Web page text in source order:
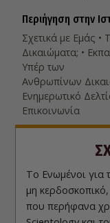
Περιήγηση στην
Σχετικά µε Εμάς
Δικαιώματα;
Υπέρ των
Ανθρωπίνων
Ενημερωτικό
Επικοινωνία
Το Ενωμένοι για
μη
που περήφανα